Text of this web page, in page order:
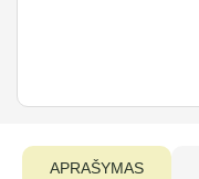
APRAŠYMAS